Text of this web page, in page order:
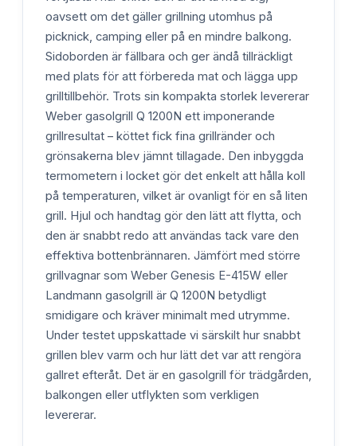
oavsett om det gäller grillning utomhus på
picknick, camping eller på en mindre balkong.
Sidoborden är fällbara och ger ändå tillräckligt
med plats för att förbereda mat och lägga upp
grilltillbehör. Trots sin kompakta storlek levererar
Weber gasolgrill Q 1200N ett imponerande
grillresultat – köttet fick fina grillränder och
grönsakerna blev jämnt tillagade. Den inbyggda
termometern i locket gör det enkelt att hålla koll
på temperaturen, vilket är ovanligt för en så liten
grill. Hjul och handtag gör den lätt att flytta, och
den är snabbt redo att användas tack vare den
effektiva bottenbrännaren. Jämfört med större
grillvagnar som Weber Genesis E-415W eller
Landmann gasolgrill är Q 1200N betydligt
smidigare och kräver minimalt med utrymme.
Under testet uppskattade vi särskilt hur snabbt
grillen blev varm och hur lätt det var att rengöra
gallret efteråt. Det är en gasolgrill för trädgården,
balkongen eller utflykten som verkligen
levererar.